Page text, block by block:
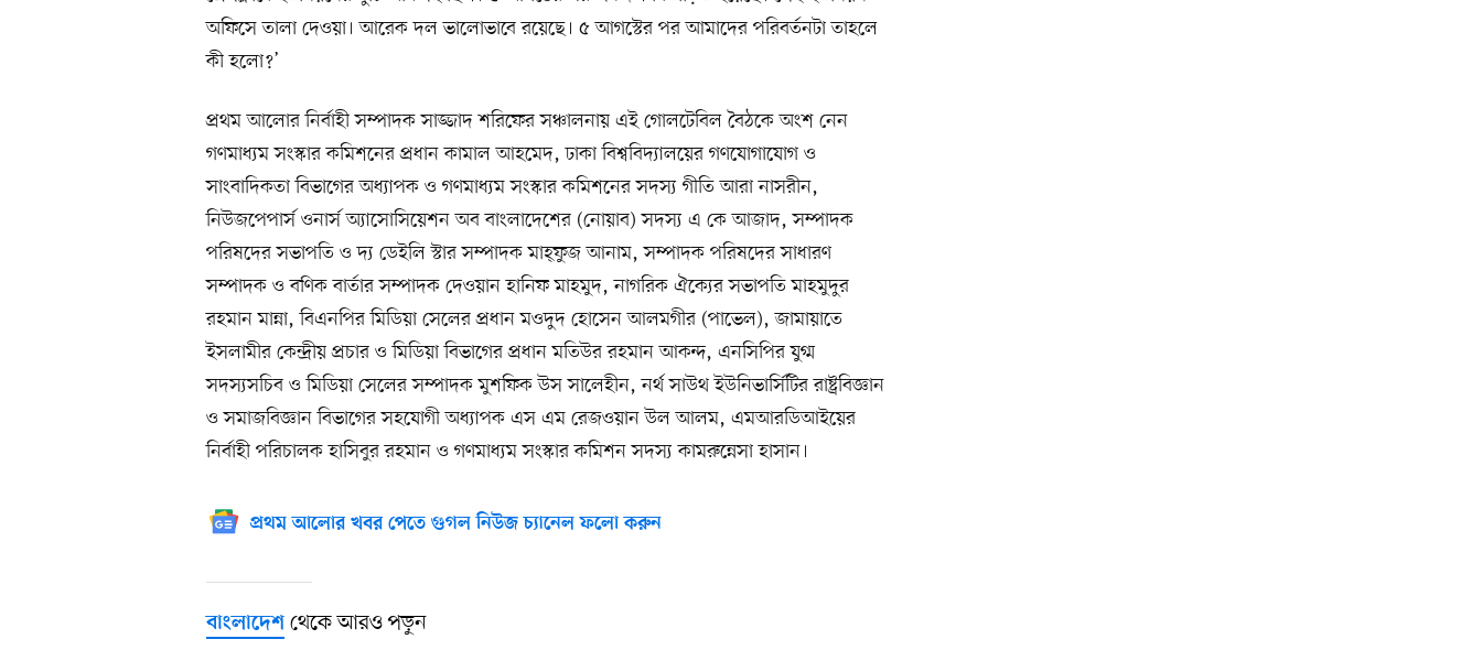
অফিসে তালা দেওয়া। আরেক দল ভালোভাবে রয়েছে। ৫ আগস্টের পর আমাদের পরিবর্তনটা তাহলে
কী হলো?’
প্রথম আলোর নির্বাহী সম্পাদক সাজ্জাদ শরিফের সঞ্চালনায় এই গোলটেবিল বৈঠকে অংশ নেন
গণমাধ্যম সংস্কার কমিশনের প্রধান কামাল আহমেদ, ঢাকা বিশ্ববিদ্যালয়ের গণযোগাযোগ ও
সাংবাদিকতা বিভাগের অধ্যাপক ও গণমাধ্যম সংস্কার কমিশনের সদস্য গীতি আরা নাসরীন,
নিউজপেপার্স ওনার্স অ্যাসোসিয়েশন অব বাংলাদেশের (নোয়াব) সদস্য এ কে আজাদ, সম্পাদক
পরিষদের সভাপতি ও দ্য ডেইলি স্টার সম্পাদক মাহ্‌ফুজ আনাম, সম্পাদক পরিষদের সাধারণ
সম্পাদক ও বণিক বার্তার সম্পাদক দেওয়ান হানিফ মাহমুদ, নাগরিক ঐক্যের সভাপতি মাহমুদুর
রহমান মান্না, বিএনপির মিডিয়া সেলের প্রধান মওদুদ হোসেন আলমগীর (পাভেল), জামায়াতে
ইসলামীর কেন্দ্রীয় প্রচার ও মিডিয়া বিভাগের প্রধান মতিউর রহমান আকন্দ, এনসিপির যুগ্ম
সদস্যসচিব ও মিডিয়া সেলের সম্পাদক মুশফিক উস সালেহীন, নর্থ সাউথ ইউনিভার্সিটির রাষ্ট্রবিজ্ঞান
ও সমাজবিজ্ঞান বিভাগের সহযোগী অধ্যাপক এস এম রেজওয়ান উল আলম, এমআরডিআইয়ের
নির্বাহী পরিচালক হাসিবুর রহমান ও গণমাধ্যম সংস্কার কমিশন সদস্য কামরুন্নেসা হাসান।
প্রথম আলোর খবর পেতে গুগল নিউজ চ্যানেল ফলো করুন
বাংলাদেশ থেকে আরও পড়ুন